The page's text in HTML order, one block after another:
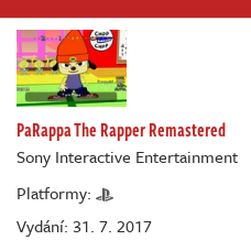
PaRappa The Rapper Remastered
Sony Interactive Entertainment
Platformy:
Vydání: 31. 7. 2017